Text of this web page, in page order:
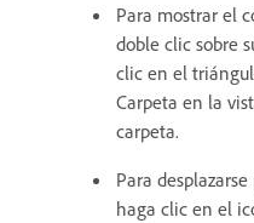
Para mostrar el
doble clic sobre
clic en el
Carpeta en la
carpeta.
Para
haga clic en el